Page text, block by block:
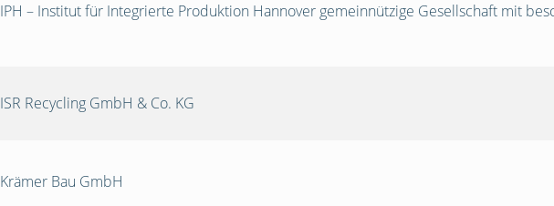
IPH – Institut für Integrierte Produktion Hannover gemeinnützige Gesellschaft mit
ISR Recycling GmbH & Co. KG
Krämer Bau GmbH